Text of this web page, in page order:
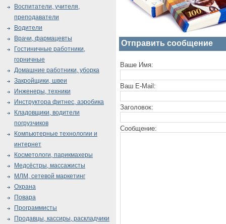
Отправить сообщение
Ваше Имя:
Ваш E-Mail:
Заголовок:
Сообщение:
Воспитатели, учителя,
преподаватели
Водители
Врачи, фармацевты
Гостиничные работники,
горничные
Домашние работники, уборка
Закройщики, швеи
Инженеры, техники
Инструктора фитнес, аэробика
Кладовщики, водители
погрузчиков
Компьютерные технологии и
интернет
Косметологи, парикмахеры
Медсёстры, массажисты
МЛМ, сетевой маркетинг
Охрана
Повара
Программисты
Продавцы, кассиры, раскладчики